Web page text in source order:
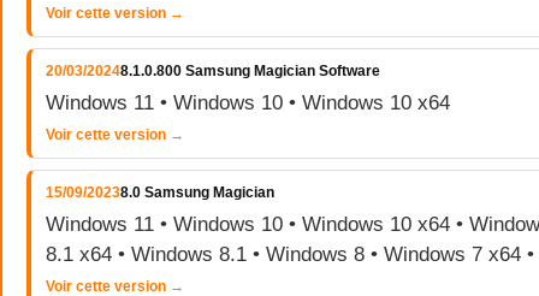
Voir cette version →
20/03/20248.1.0.800 Samsung Magician Software
Windows 11 • Windows 10 • Windows 10 x64
Voir cette version →
15/09/20238.0 Samsung Magician
Windows 11 • Windows 10 • Windows 10 x64 •
8.1 x64 • Windows 8.1 • Windows 8 • Windows 7 x64
Voir cette version →